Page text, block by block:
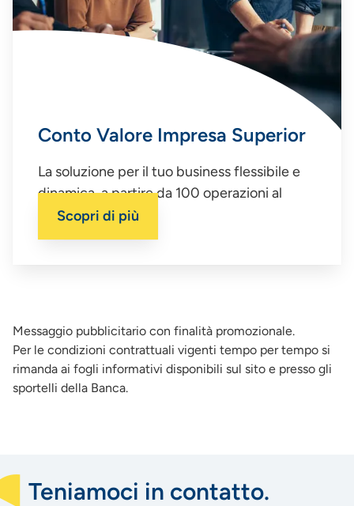
Conto Valore Impresa Superior
La soluzione per il tuo business flessibile e
dinamica, a partire da 100 operazioni al
trimestre
Scopri di più
Messaggio pubblicitario con finalità promozionale.
Per le condizioni contrattuali vigenti tempo per tempo si
rimanda ai fogli informativi disponibili sul sito e presso gli
sportelli della Banca.
Teniamoci in contatto.